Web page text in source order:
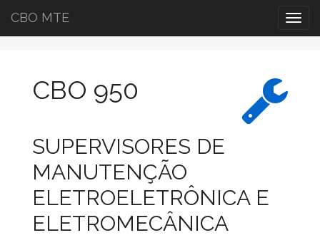
CBO MTE
CBO 950
SUPERVISORES DE
MANUTENÇÃO
ELETROELETRÔNICA E
ELETROMECÂNICA